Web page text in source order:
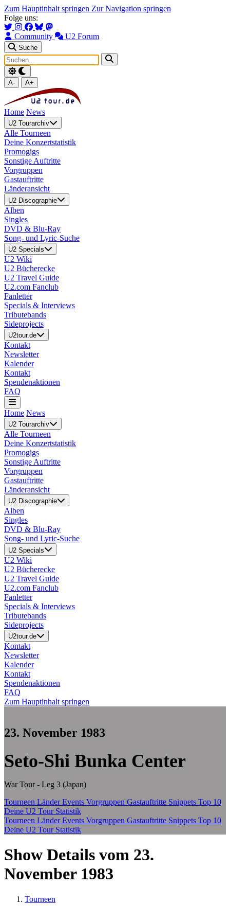
Zum Hauptinhalt springen Zur Navigation springen
Folge uns:
Community U2 Forum
Suche
A- A+
Home News
U2 Tourarchiv
Alle Tourneen
Deine Konzertstatistik
Promogigs
Sonstige Auftritte
Vorgruppen
Gastauftritte
Länderansicht
U2 Discographie
Alben
Singles
DVD & Blu-Ray
Song- und Lyric-Suche
U2 Specials
U2 Wiki
U2 Bücherecke
U2 Travel Guide
U2.com Fanclub
Fanletter
Specials & Interviews
Tributebands
Sideprojects
U2tour.de
Kontakt
Newsletter
Kalender
Kontakt
Spendenaktionen
FAQ
Home News
U2 Tourarchiv
Alle Tourneen
Deine Konzertstatistik
Promogigs
Sonstige Auftritte
Vorgruppen
Gastauftritte
Länderansicht
U2 Discographie
Alben
Singles
DVD & Blu-Ray
Song- und Lyric-Suche
U2 Specials
U2 Wiki
U2 Bücherecke
U2 Travel Guide
U2.com Fanclub
Fanletter
Specials & Interviews
Tributebands
Sideprojects
U2tour.de
Kontakt
Newsletter
Kalender
Kontakt
Spendenaktionen
FAQ
Zum Hauptinhalt springen
23. November 1983
Seto-Shi Bunka Center
War Tour - Leg 3 (Japan)
Tourneen LänderEvents Vorgruppen Gastauftritte Snippets Top 10
Deine U2 Tour Statistik
Tourneen LänderEvents Vorgruppen Gastauftritte Snippets Top 10
Deine U2 Tour Statistik
Show Details vom 23.
November 1983
Tourneen